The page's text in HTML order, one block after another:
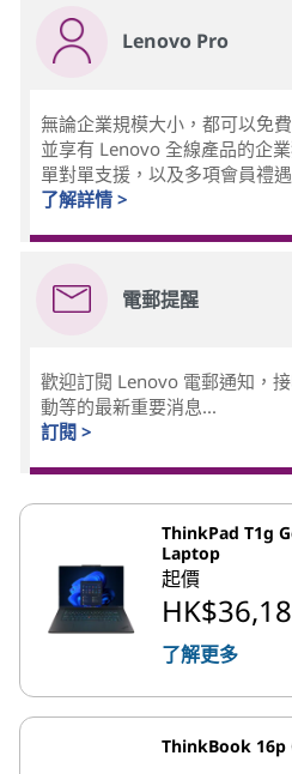
Lenovo Pro
無論企業規模大小，都可以免
並享有 Lenovo 全線產品的企
單對單支援，以及多項會員禮遇
了解詳情 >
電郵提醒
歡迎訂閱 Lenovo 電郵通知，
動等的最新重要消息...
訂閱 >
ThinkPad T1g
Laptop
起價
了解更多
ThinkBook 16p